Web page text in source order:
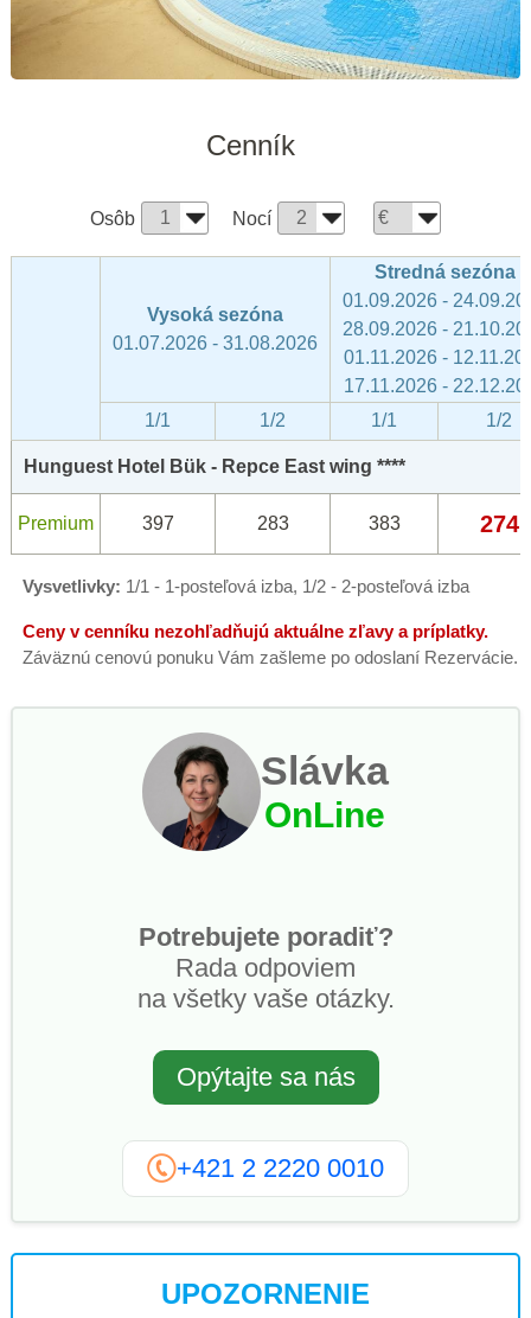
Cenník
Osôb Nocí
Vysoká sezóna
01.07.2026 - 31.08.2026
Stredná sezóna
01.09.2026 -
28.09.2026 -
01.11.2026 -
17.11.2026 -
1/1
1/2 1/1 1/2
Hunguest Hotel Bük - Repce East wing ****
Premium 397 283 383 274
Vysvetlivky: 1/1 - 1-posteľová izba, 1/2 - 2-posteľová izba
Ceny v cenníku nezohľadňujú aktuálne zľavy a príplatky.
Záväznú cenovú ponuku Vám zašleme po odoslaní Rezervácie.
Slávka
OnLine
Potrebujete poradiť?
Rada odpoviem
na všetky vaše otázky.
Opýtajte sa nás
+421 2 2220 0010
UPOZORNENIE